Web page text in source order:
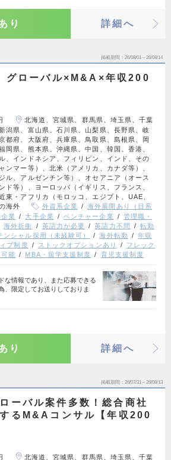
り 詳細へ
掲載期間 26/08/01～26/08/14
グローバル×M&A×年収200
北海道、宮城県、群馬県、埼玉県、千葉
潟県、富山県、石川県、山梨県、長野県、岐
都府、大阪府、兵庫県、鳥取県、島根県、岡
岡県、熊本県、沖縄県、中国、韓国、香港、
、インドネシア、フィリピン、インド、その
ンマー等）、北米（アメリカ、カナダ等）、
ル、アルゼンチン等）、オセアニア（オース
ド等）、ヨーロッパ（イギリス、フランス、
東・アフリカ（モロッコ、エジプト、UAE、
海外
外資系企業
海外展開あり（日系
企業 大手企業 ベンチャー企業
管理職・
海外折衝 英語力が必要 英語力不問
転勤
ンシャル採用（未経験可） 海外転勤
年収
ブ制度 ストックオプションあり
フレック
能 MBA・留学支援制度 育児支援制度
な情報であり、また応募できる
、限定してお送りしておりま
り 詳細へ
掲載期間 26/07/31～26/08/13
ーバル案件多数！総合商社
るM&Aコンサル【年収200
北海道、宮城県、群馬県、埼玉県、千葉